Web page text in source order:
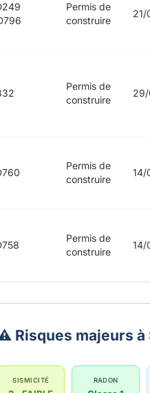
Permis de
construire
21/
Permis de
construire
Permis de
construire
14/
Permis de
construire
14/
Risques majeurs
SISMICITÉ RADON